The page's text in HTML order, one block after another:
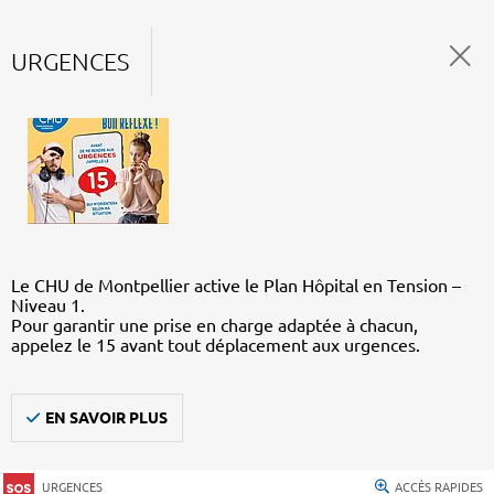
URGENCES
Le CHU de Montpellier active le Plan Hôpital en Tension –
Niveau 1.
Pour garantir une prise en charge adaptée à chacun,
appelez le 15 avant tout déplacement aux urgences.
EN SAVOIR PLUS
URGENCES ACCÈS RAPIDES